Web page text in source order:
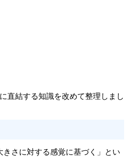
直結する知識を改めて整理しまし
さに対する感覚に基づく」とい